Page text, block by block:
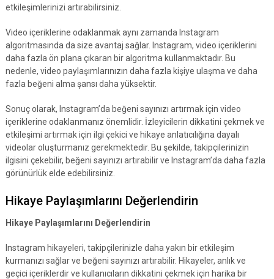
etkileşimlerinizi artırabilirsiniz.
Video içeriklerine odaklanmak aynı zamanda Instagram
algoritmasında da size avantaj sağlar. Instagram, video içeriklerini
daha fazla ön plana çıkaran bir algoritma kullanmaktadır. Bu
nedenle, video paylaşımlarınızın daha fazla kişiye ulaşma ve daha
fazla beğeni alma şansı daha yüksektir.
Sonuç olarak, Instagram’da beğeni sayınızı artırmak için video
içeriklerine odaklanmanız önemlidir. İzleyicilerin dikkatini çekmek ve
etkileşimi artırmak için ilgi çekici ve hikaye anlatıcılığına dayalı
videolar oluşturmanız gerekmektedir. Bu şekilde, takipçilerinizin
ilgisini çekebilir, beğeni sayınızı artırabilir ve Instagram’da daha fazla
görünürlük elde edebilirsiniz.
Hikaye Paylaşımlarını Değerlendirin
Hikaye Paylaşımlarını Değerlendirin
Instagram hikayeleri, takipçilerinizle daha yakın bir etkileşim
kurmanızı sağlar ve beğeni sayınızı artırabilir. Hikayeler, anlık ve
geçici içeriklerdir ve kullanıcıların dikkatini çekmek için harika bir